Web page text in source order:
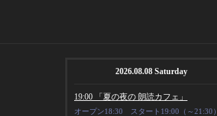
2026.08.08 Saturday
19:00 「夏の夜の 朗読カフェ」
オープン18:30 スタート19:00（～21:30）